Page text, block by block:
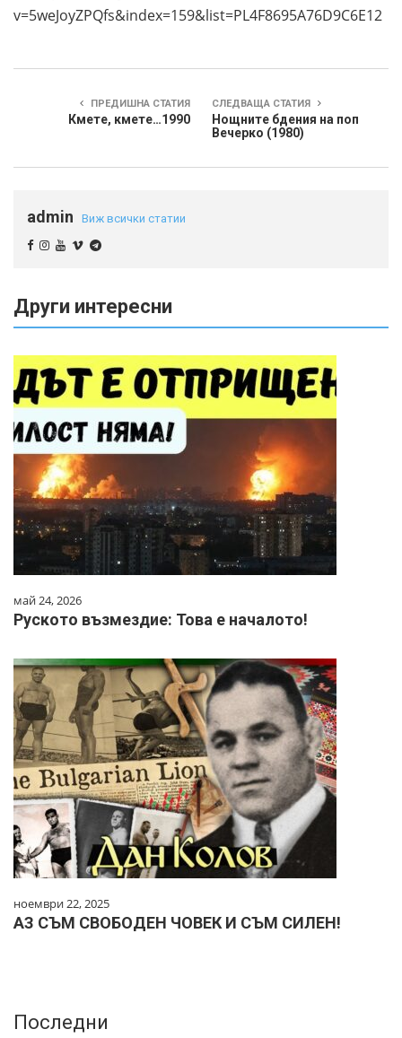
v=5weJoyZPQfs&index=159&list=PL4F8695A76D9C6E12
ПРЕДИШНА СТАТИЯ
Кмете, кмете…1990
СЛЕДВАЩА СТАТИЯ
Нощните бдения на поп
Вечерко (1980)
admin Виж всички статии
Други интересни
май 24, 2026
Руското възмездие: Това е началото!
ноември 22, 2025
АЗ СЪМ СВОБОДЕН ЧОВЕК И СЪМ СИЛЕН!
Последни